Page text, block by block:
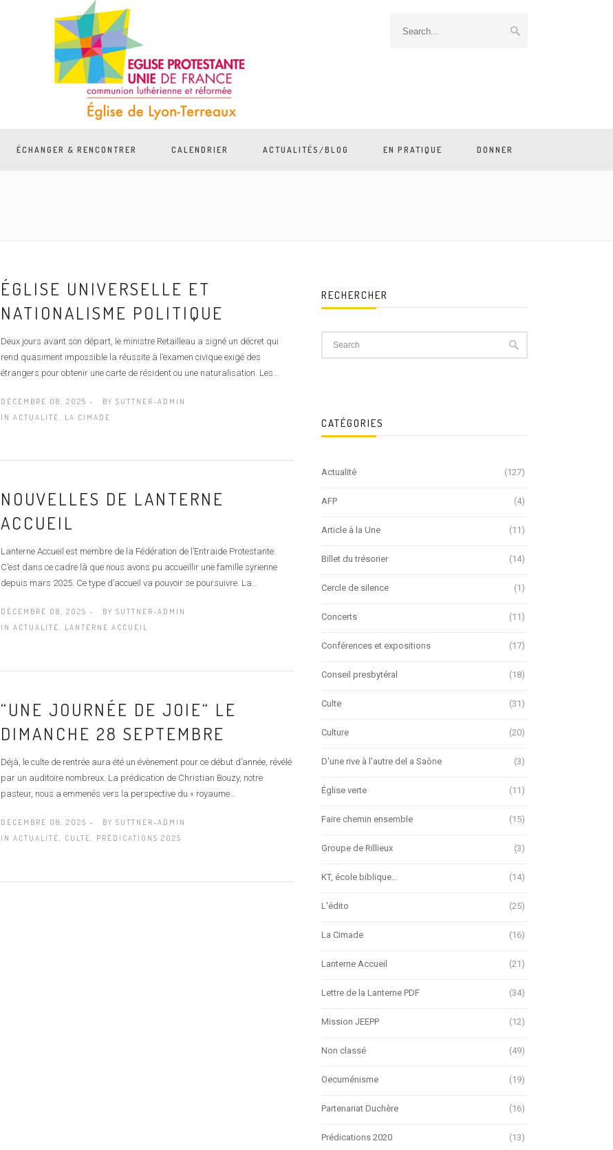
ÉCHANGER & RENCONTRER CALENDRIER ACTUALITÉS/BLOG EN PRATIQUE DONNER
ÉGLISE UNIVERSELLE ET
NATIONALISME POLITIQUE
Deux jours avant son départ, le ministre Retailleau a signé un décret qui
rend quasiment impossible la réussite à l’examen civique exigé des
étrangers pour obtenir une carte de résident ou une naturalisation. Les...
DÉCEMBRE 08, 2025 - BY SUTTNER-ADMIN
IN ACTUALITÉ LA CIMADE
NOUVELLES DE LANTERNE
ACCUEIL
Lanterne Accueil est membre de la Fédération de l’Entraide Protestante.
C’est dans ce cadre là que nous avons pu accueillir une famille syrienne
depuis mars 2025. Ce type d’accueil va pouvoir se poursuivre. La...
DÉCEMBRE 08, 2025 - BY SUTTNER-ADMIN
IN ACTUALITÉ, LANTERNE ACCUEIL
“UNE JOURNÉE DE JOIE“ LE
DIMANCHE 28 SEPTEMBRE
Déjà, le culte de rentrée aura été un évènement pour ce début d’année, révélé
par un auditoire nombreux. La prédication de Christian Bouzy, notre
pasteur, nous a emmenés vers la perspective du « royaume...
DÉCEMBRE 08, 2025 - BY SUTTNER-ADMIN
IN ACTUALITÉ, CULTE, PRÉDICATIONS 2025
RECHERCHER
CATÉGORIES
Actualité (127)
AFP (4)
Article à la Une (11)
Billet du trésorier (14)
Cercle de silence (1)
Concerts (11)
Conférences et expositions (17)
Conseil presbytéral (18)
Culte (31)
Culture (20)
D'une rive à l'autre del a Saône (3)
Église verte (11)
Faire chemin ensemble (15)
Groupe de Rillieux (3)
KT, école biblique… (14)
L'édito (25)
La Cimade (16)
Lanterne Accueil (21)
Lettre de la Lanterne PDF (34)
Mission JEEPP (12)
Non classé (49)
Oecuménisme (19)
Partenariat Duchère (16)
Prédications 2020 (13)